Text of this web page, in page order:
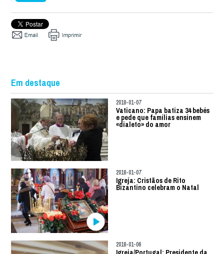
Em destaque
2018-01-07
Vaticano: Papa batiza 34 bebés
e pede que famílias ensinem
«dialeto» do amor
2018-01-07
Igreja: Cristãos de Rito
Bizantino celebram o Natal
2018-01-06